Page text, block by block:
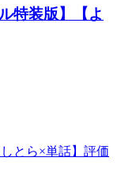
特装版】【よ